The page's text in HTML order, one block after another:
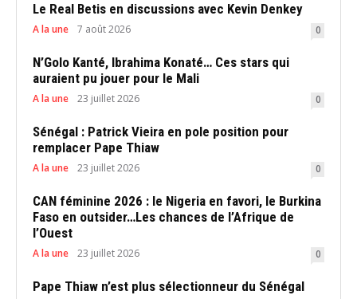
Le Real Betis en discussions avec Kevin Denkey
A la une 7 août 2026 0
N’Golo Kanté, Ibrahima Konaté… Ces stars qui
auraient pu jouer pour le Mali
A la une 23 juillet 2026 0
Sénégal : Patrick Vieira en pole position pour
remplacer Pape Thiaw
A la une 23 juillet 2026 0
CAN féminine 2026 : le Nigeria en favori, le Burkina
Faso en outsider…Les chances de l’Afrique de
l’Ouest
A la une 23 juillet 2026 0
Pape Thiaw n’est plus sélectionneur du Sénégal